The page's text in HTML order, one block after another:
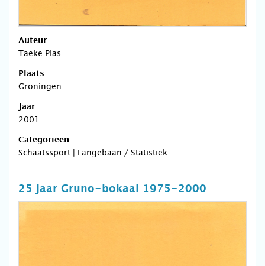
Auteur
Taeke Plas
Plaats
Groningen
Jaar
2001
Categorieën
Schaatssport | Langebaan / Statistiek
25 jaar Gruno-bokaal 1975-2000